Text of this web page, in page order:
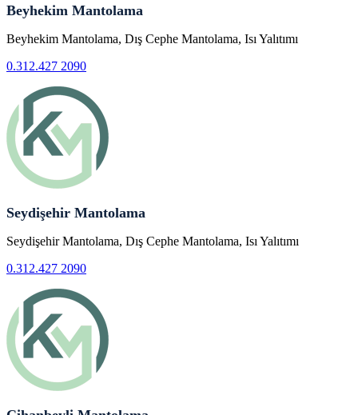
Beyhekim Mantolama
Beyhekim Mantolama, Dış Cephe Mantolama, Isı Yalıtımı
0.312.427 2090
Seydişehir Mantolama
Seydişehir Mantolama, Dış Cephe Mantolama, Isı Yalıtımı
0.312.427 2090